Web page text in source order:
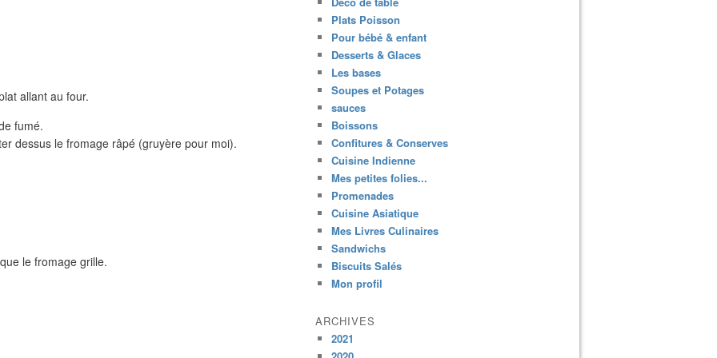
allant au four.
fumé.
dessus le fromage râpé (gruyère pour moi).
le fromage grille.
Plats Poisson
Pour bébé & enfant
Desserts & Glaces
Les bases
Soupes et Potages
sauces
Boissons
Confitures & Conserves
Cuisine Indienne
Mes petites folies...
Promenades
Cuisine Asiatique
Mes Livres Culinaires
Sandwichs
Biscuits Salés
Mon profil
ARCHIVES
2021